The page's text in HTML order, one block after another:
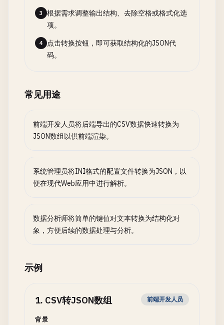
3
根据需求调整输出结构、去除空格或格式化选
项。
4
点击转换按钮，即可获取结构化的JSON代
码。
常见用途
前端开发人员将后端导出的CSV数据快速转换为
JSON数组以供前端渲染。
系统管理员将INI格式的配置文件转换为JSON，以
便在现代Web应用中进行解析。
数据分析师将简单的键值对文本转换为结构化对
象，方便后续的数据处理与分析。
示例
1. CSV转JSON数组 前端开发人员
背景